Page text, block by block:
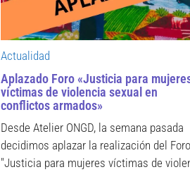
Actualidad
Aplazado Foro «Justicia para
víctimas de violencia sexual en
conflictos armados»
Desde Atelier ONGD, la semana pasada
decidimos aplazar la realización del Foro
"Justicia para mujeres víctimas de